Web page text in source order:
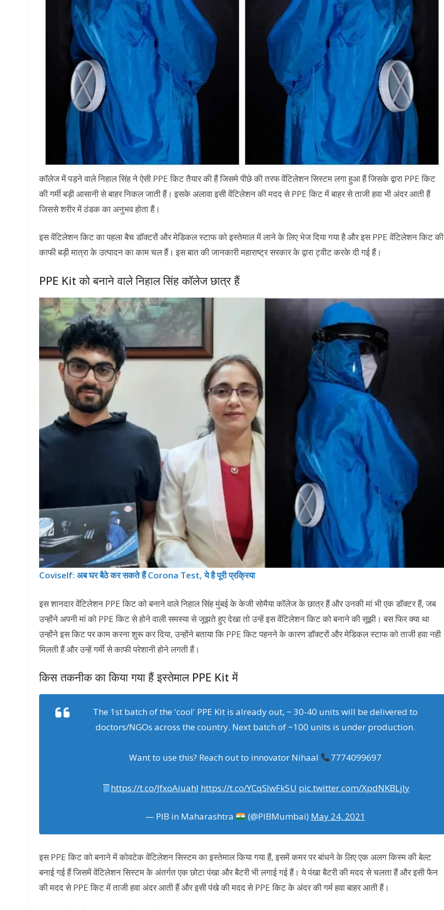
कॉलेज में पड़ने वाले निहाल सिंह ने ऐसी PPE किट तैयार की हैं जिसमे पीछे की तरफ वेंटिलेशन सिस्टम लगा हुआ हैं जिसके द्वारा PPE किट
की गर्मी बड़ी आसानी से बाहर निकल जाती हैं। इसके अलावा इसी वेंटिलेशन की मदद से PPE किट में बाहर से ताजी हवा भी अंदर आती हैं
जिससे शरीर में ठंडक का अनुभव होता हैं।
इस वेंटिलेशन किट का पहला बैच डॉक्टरों और मेडिकल स्टाफ को इस्तेमाल में लाने के लिए भेज दिया गया है और इस PPE वेंटिलेशन किट की
काफी बड़ी मात्रा के उत्पादन का काम चल हैं। इस बात की जानकारी महाराष्ट्र सरकार के द्वारा ट्वीट करके दी गई हैं।
PPE Kit को बनाने वाले निहाल सिंह कॉलेज छात्र हैं
Coviself: अब घर बैठे कर सकते हैं Corona Test, ये है पूरी प्रक्रिया
इस शानदार वेंटिलेशन PPE किट को बनाने वाले निहाल सिंह मुंबई के केजी सोमैया कॉलेज के छात्र हैं और उनकी मां भी एक डॉक्टर हैं, जब
उन्होंने अपनी मां को PPE किट से होने वाली समस्या से जूझते हुए देखा तो उन्हें इस वेंटिलेशन किट को बनाने की सूझी। बस फिर क्या था
उन्होंने इस किट पर काम करना शुरू कर दिया, उन्होंने बताया कि PPE किट पहनने के कारण डॉक्टरों और मेडिकल स्टाफ को ताजी हवा नही
मिलती हैं और उन्हें गर्मी से काफी परेशानी होने लगती हैं।
किस तकनीक का किया गया हैं इस्तेमाल PPE Kit में
The 1st batch of the 'cool' PPE Kit is already out, ~ 30-40 units will be delivered to
doctors/NGOs across the country. Next batch of ~100 units is under production.
Want to use this? Reach out to innovator Nihaal 7774099697
https://t.co/JfxoAiuahI https://t.co/YCqSIwFk5U pic.twitter.com/XpdNKBLjly
— PIB in Maharashtra (@PIBMumbai) May 24, 2021
इस PPE किट को बनाने में कोवटेक वेंटिलेशन सिस्टम का इस्तेमाल किया गया हैं, इसमें कमर पर बांधने के लिए एक अलग किस्म की बेल्ट
बनाई गई हैं जिसमें वेंटिलेशन सिस्टम के अंतर्गत एक छोटा पंखा और बैटरी भी लगाई गई हैं। ये पंखा बैटरी की मदद से चलता हैं और इसी फैन
की मदद से PPE किट में ताजी हवा अंदर आती हैं और इसी पंखे की मदद से PPE किट के अंदर की गर्म हवा बाहर आती हैं।